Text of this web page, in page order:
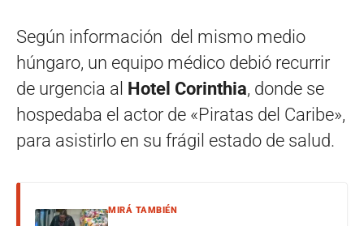
Según información del mismo medio
húngaro, un equipo médico debió recurrir
de urgencia al Hotel Corinthia, donde se
hospedaba el actor de «Piratas del Caribe»,
para asistirlo en su frágil estado de salud.
MIRÁ TAMBIÉN